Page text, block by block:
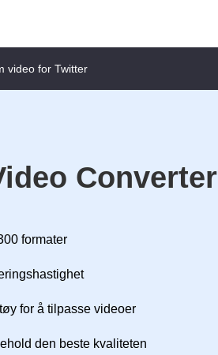
video for Twitter
Converter
formater
for å tilpasse videoer
den beste kvaliteten